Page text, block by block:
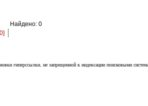
Найдено: 0
гиперссылки, не запрещенной к индексации поисковыми